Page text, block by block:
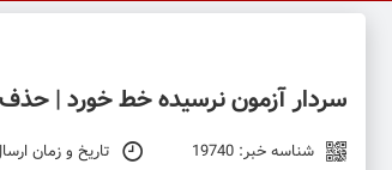
سردار آزمون نرسیده خط خورد |
شناسه خبر: 19740 تاریخ و زمان ارسال: 5 سپتامبر 2023